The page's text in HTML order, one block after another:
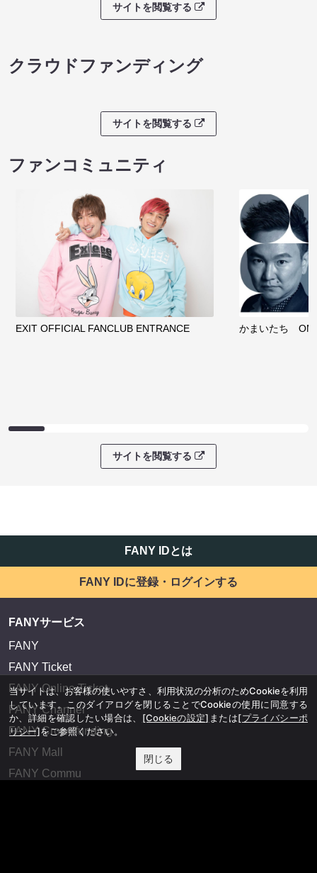
サイトを閲覧する
クラウドファンディング
サイトを閲覧する
ファンコミュニティ
EXIT OFFICIAL FANCLUB ENTRANCE かまいたち
サイトを閲覧する
FANY IDとは
FANY IDに登録・ログインする
FANYサービス
FANY
FANY Ticket
FANY Online Ticket
FANY Channel
FANY Crowdfunding
FANY Mall
FANY Commu
当サイトは、お客様の使いやすさ、利用状況の分析のためCookieを利用
しています。このダイアログを閉じることでCookieの使用に同意する
か、詳細を確認したい場合は、 [Cookieの設定] または[プライバシーポ
リシー]をご参照ください。
閉じる